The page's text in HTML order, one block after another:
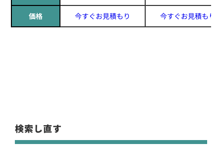
価格 今すぐお見積もり 今すぐお見積もり
検索し直す